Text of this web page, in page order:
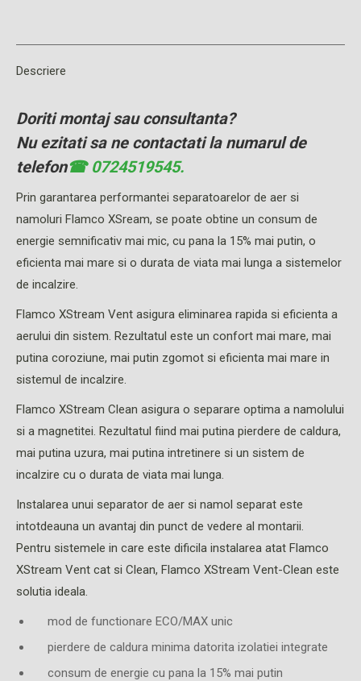
Descriere
Doriti montaj sau consultanta?
Nu ezitati sa ne contactati la numarul de
telefon☎ 0724519545.
Prin garantarea performantei separatoarelor de aer si
namoluri Flamco XSream, se poate obtine un consum de
energie semnificativ mai mic, cu pana la 15% mai putin, o
eficienta mai mare si o durata de viata mai lunga a sistemelor
de incalzire.
Flamco XStream Vent asigura eliminarea rapida si eficienta a
aerului din sistem. Rezultatul este un confort mai mare, mai
putina coroziune, mai putin zgomot si eficienta mai mare in
sistemul de incalzire.
Flamco XStream Clean asigura o separare optima a namolului
si a magnetitei. Rezultatul fiind mai putina pierdere de caldura,
mai putina uzura, mai putina intretinere si un sistem de
incalzire cu o durata de viata mai lunga.
Instalarea unui separator de aer si namol separat este
intotdeauna un avantaj din punct de vedere al montarii.
Pentru sistemele in care este dificila instalarea atat Flamco
XStream Vent cat si Clean, Flamco XStream Vent-Clean este
solutia ideala.
mod de functionare ECO/MAX unic
pierdere de caldura minima datorita izolatiei integrate
consum de energie cu pana la 15% mai putin